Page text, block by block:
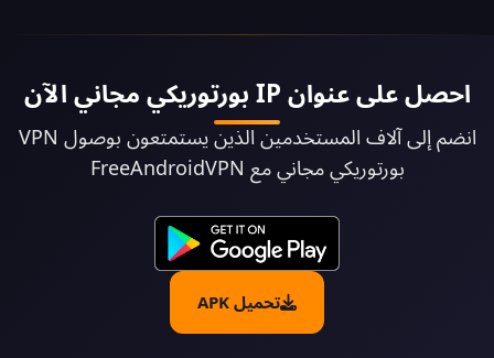
احصل على عنوان IP بورتوريكي مجاني الآن
انضم إلى آلاف المستخدمين الذين يستمتعون بوصول VPN
بورتوريكي مجاني مع FreeAndroidVPN
تحميل APK